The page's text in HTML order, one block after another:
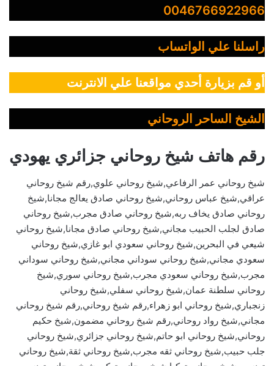
0046766922966
راسلنا علي الواتساب
أو قم بزيارة أحدي مواقعنا علي الانترنت
الشيخ الساحر الروحاني
رقم هاتف شيخ روحاني جزائري يهودي
شيخ روحاني عمر الرفاعي,شيخ روحاني علوي,رقم شيخ روحاني
عراقي,شيخ عباس روحاني,شيخ روحاني صادق يعالج مجانا,شيخ
روحاني صادق يخاف ربه,شيخ روحاني صادق مجرب,شيخ روحاني
صادق لجلب الحبيب مجاني,شيخ روحاني صادق مجانا,شيخ روحاني
شيعي في البحرين,شيخ روحاني سعودي ابو غازي,شيخ روحاني
سعودي مجاني,شيخ روحاني سوداني مجاني,شيخ روحاني سوداني
مجرب,شيخ روحاني سعودي مجرب,شيخ روحاني سوري,شيخ
روحاني سلطنة عمان,شيخ روحاني سفلي,شيخ روحاني
زنجباري,شيخ روحاني ابو زهراء,رقم شيخ روحاني,رقم شيخ روحاني
مجاني,شيخ رواد روحاني,رقم شيخ روحاني مضمون,شيخ حكيم
روحاني,شيخ روحاني ابو حاتم,شيخ روحاني جزائري,شيخ روحاني
جلب حبيب,شيخ روحاني ثقه مجرب,شيخ روحاني ثقة,شيخ روحاني